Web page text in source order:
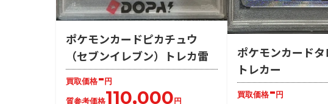
ポケモンカードピカチュウ
（セブンイレブン）トレカ雷
買取価格-円
質参考価格110,000円
ポケモンカードタ
トレカー
買取価格-円